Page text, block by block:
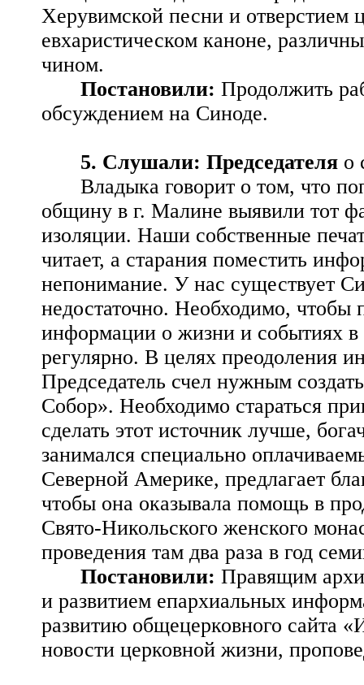
Херувимской песни и отверстием
евхаристическом каноне,
чином.
Постановили: Продолжить
обсуждением на Синоде.
5. Слушали: Председателя о
Владыка говорит о том, что
общину в г. Малине выявили тот
изоляции. Наши собственные
читает, а старания поместить
непонимание. У нас существует
недостаточно. Необходимо, чтобы
информации о жизни и событиях в
регулярно. В целях преодоления
Председатель счел нужным
Собор». Необходимо стараться
сделать этот источник лучше,
занимался специально
Северной Америке, предлагает
чтобы она оказывала помощь в
Свято-Никольского женского
проведения там два раза в год
Постановили: Правящим
и развитием епархиальных
развитию общецерковного сайта
новости церковной жизни,